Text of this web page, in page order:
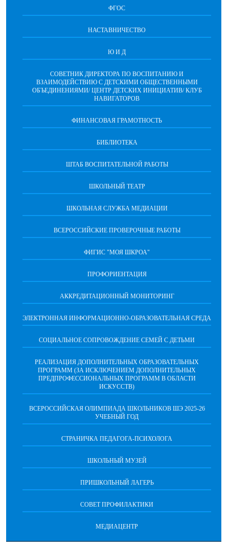
ФГОС
НАСТАВНИЧЕСТВО
Ю И Д
СОВЕТНИК ДИРЕКТОРА ПО ВОСПИТАНИЮ И
ВЗАИМОДЕЙСТВИЮ С ДЕТСКИМИ ОБЩЕСТВЕННЫМИ
ОБЪЕДИНЕНИЯМИ/ ЦЕНТР ДЕТСКИХ ИНИЦИАТИВ/ КЛУБ
НАВИГАТОРОВ
ФИНАНСОВАЯ ГРАМОТНОСТЬ
БИБЛИОТЕКА
ШТАБ ВОСПИТАТЕЛЬНОЙ РАБОТЫ
ШКОЛЬНЫЙ ТЕАТР
ШКОЛЬНАЯ СЛУЖБА МЕДИАЦИИ
ВСЕРОССИЙСКИЕ ПРОВЕРОЧНЫЕ РАБОТЫ
ФИГИС "МОЯ ШКРОА"
ПРОФОРИЕНТАЦИЯ
АККРЕДИТАЦИОННЫЙ МОНИТОРИНГ
ЭЛЕКТРОННАЯ ИНФОРМАЦИОННО-ОБРАЗОВАТЕЛЬНАЯ СРЕДА
СОЦИАЛЬНОЕ СОПРОВОЖДЕНИЕ СЕМЕЙ С ДЕТЬМИ
РЕАЛИЗАЦИЯ ДОПОЛНИТЕЛЬНЫХ ОБРАЗОВАТЕЛЬНЫХ
ПРОГРАММ (ЗА ИСКЛЮЧЕНИЕМ ДОПОЛНИТЕЛЬНЫХ
ПРЕДПРОФЕССИОНАЛЬНЫХ ПРОГРАММ В ОБЛАСТИ
ИСКУССТВ)
ВСЕРОССИЙСКАЯ ОЛИМПИАДА ШКОЛЬНИКОВ ШЭ 2025-26
УЧЕБНЫЙ ГОД
СТРАНИЧКА ПЕДАГОГА-ПСИХОЛОГА
ШКОЛЬНЫЙ МУЗЕЙ
ПРИШКОЛЬНЫЙ ЛАГЕРЬ
СОВЕТ ПРОФИЛАКТИКИ
МЕДИАЦЕНТР